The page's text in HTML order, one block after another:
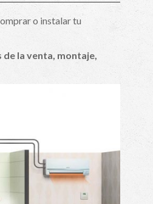
o instalar tu
de la venta, montaje,